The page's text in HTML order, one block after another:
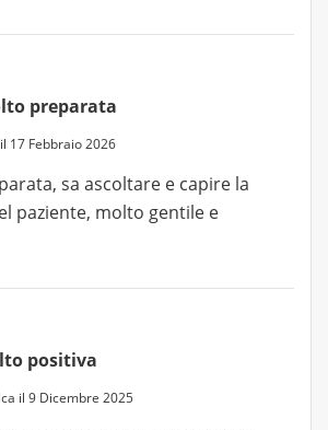
preparata
17 Febbraio 2026
sa ascoltare e capire la
paziente, molto gentile e
positiva
il 9 Dicembre 2025